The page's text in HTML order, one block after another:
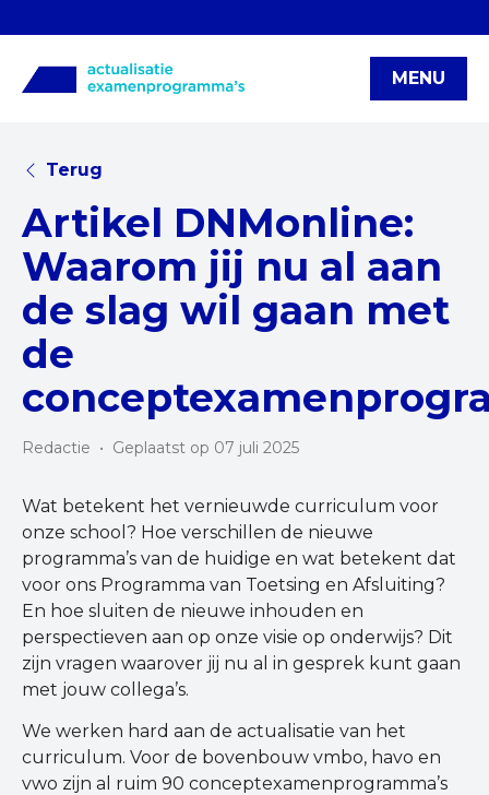
MENU
Terug
Artikel DNMonline:
Waarom jij nu al aan
de slag wil gaan met
de
Redactie • Geplaatst op 07 juli 2025
Wat betekent het vernieuwde curriculum voor
onze school? Hoe verschillen de nieuwe
programma’s van de huidige en wat betekent dat
voor ons Programma van Toetsing en Afsluiting?
En hoe sluiten de nieuwe inhouden en
perspectieven aan op onze visie op onderwijs? Dit
zijn vragen waarover jij nu al in gesprek kunt gaan
met jouw collega’s.
We werken hard aan de actualisatie van het
curriculum. Voor de bovenbouw vmbo, havo en
vwo zijn al ruim 90 conceptexamenprogramma’s